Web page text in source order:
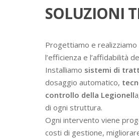
SOLUZIONI
Progettiamo e
l’efficienza e l’affidabilità
Installiamo sistemi di
dosaggio automatico,
controllo della Legionell
di ogni struttura.
Ogni intervento viene
costi di gestione,